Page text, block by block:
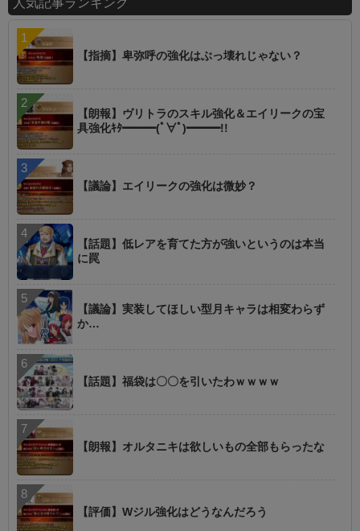
人気記事ランキング
【指摘】卑弥呼の強化はぶっ壊れじゃない？
【朗報】ヴリトラのスキル強化＆エイリークの宝
具強化ｷﾀ━━━(ﾟ∀ﾟ)━━━!!
【議論】エイリークの強化は微妙？
【話題】低レアを育てた方が強いというのは本当
に罠
【議論】実装してほしい型月キャラは相変わらず
か…
【話題】福袋は〇〇を引いたわｗｗｗｗ
【朗報】オルタニキは欲しいもの全部もらったな
【評価】Wジル強化はどうなんだろう